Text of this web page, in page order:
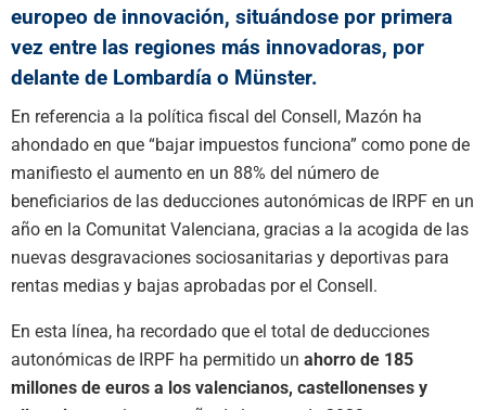
europeo de innovación, situándose por primera
vez entre las regiones más innovadoras, por
delante de Lombardía o Münster.
En referencia a la política fiscal del Consell, Mazón ha
ahondado en que “bajar impuestos funciona” como pone de
manifiesto el aumento en un 88% del número de
beneficiarios de las deducciones autonómicas de IRPF en un
año en la Comunitat Valenciana, gracias a la acogida de las
nuevas desgravaciones sociosanitarias y deportivas para
rentas medias y bajas aprobadas por el Consell.
En esta línea, ha recordado que el total de deducciones
autonómicas de IRPF ha permitido un ahorro de 185
millones de euros a los valencianos, castellonenses y